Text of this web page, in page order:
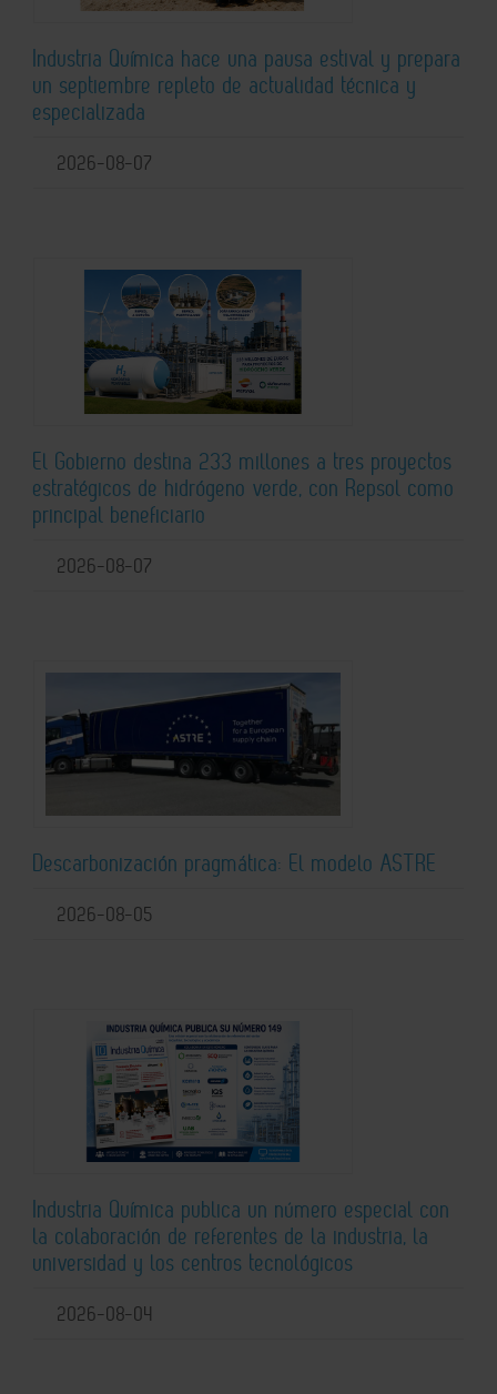
Industria Química hace una pausa estival y prepara
un septiembre repleto de actualidad técnica y
especializada
2026-08-07
El Gobierno destina 233 millones a tres proyectos
estratégicos de hidrógeno verde, con Repsol como
principal beneficiario
2026-08-07
Descarbonización pragmática: El modelo ASTRE
2026-08-05
Industria Química publica un número especial con
la colaboración de referentes de la industria, la
universidad y los centros tecnológicos
2026-08-04